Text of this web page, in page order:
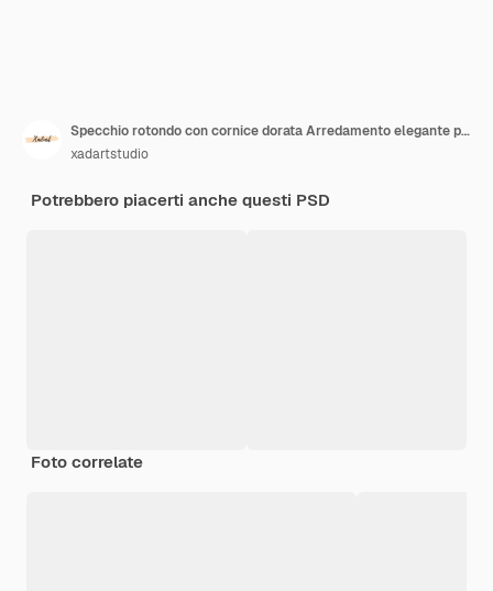
Specchio rotondo con cornice dorata Arredamento elegante per la casa
xadartstudio
Potrebbero piacerti anche questi PSD
Foto correlate